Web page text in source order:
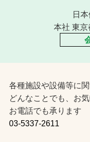
日
本社 東
各種施設や設備等に
どんなことでも、お
お電話でも承ります
03-5337-2611